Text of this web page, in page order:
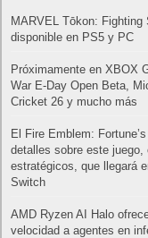
MARVEL Tōkon: Fighting
disponible en PS5 y PC
Próximamente en XBOX
War E-Day Open Beta,
Cricket 26 y mucho más
El Fire Emblem:
detalles sobre este juego,
estratégicos, que llegará
Switch
AMD Ryzen AI Halo
velocidad a agentes en